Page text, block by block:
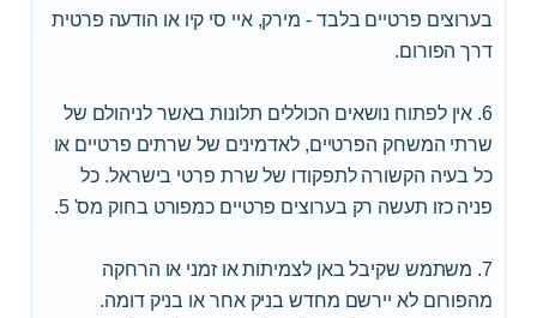
בערוצים פרטיים בלבד - מירק, איי סי קיו או הודעה פרטית
דרך הפורום.
6. אין לפתוח נושאים הכוללים תלונות באשר לניהולם של
שרתי המשחק הפרטיים, לאדמינים של שרתים פרטיים או
כל בעיה הקשורה לתפקודו של שרת פרטי בישראל. כל
פניה כזו תעשה רק בערוצים פרטיים כמפורט בחוק מס' 5.
7. משתמש שקיבל באן לצמיתות או זמני או הרחקה
מהפורום לא יירשם מחדש בניק אחר או בניק דומה.